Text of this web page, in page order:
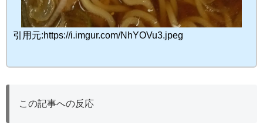
引用元:https://i.imgur.com/NhYOVu3.jpeg
この記事への反応